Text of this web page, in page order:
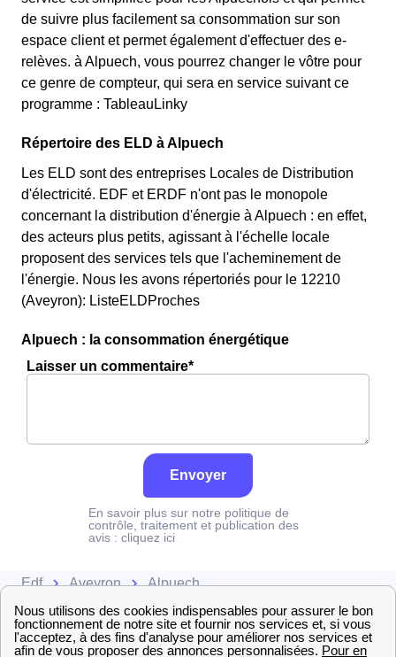
de suivre plus facilement sa consommation sur son
espace client et permet également d'effectuer des e-
relèves. à Alpuech, vous pourrez changer le vôtre pour
ce genre de compteur, qui sera en service suivant ce
programme : TableauLinky
Répertoire des ELD à Alpuech
Les ELD sont des entreprises Locales de Distribution
d'électricité. EDF et ERDF n'ont pas le monopole
concernant la distribution d'énergie à Alpuech : en effet,
des acteurs plus petits, agissant à l'échelle locale
proposent des services tels que l'acheminement de
l'énergie. Nous les avons répertoriés pour le 12210
(Aveyron): ListeELDProches
Alpuech : la consommation énergétique
Laisser un commentaire*
Envoyer
En savoir plus sur notre politique de
contrôle, traitement et publication des
avis : cliquez ici
Edf Aveyron Alpuech